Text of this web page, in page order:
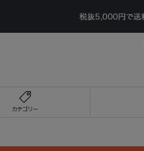
カテゴリー